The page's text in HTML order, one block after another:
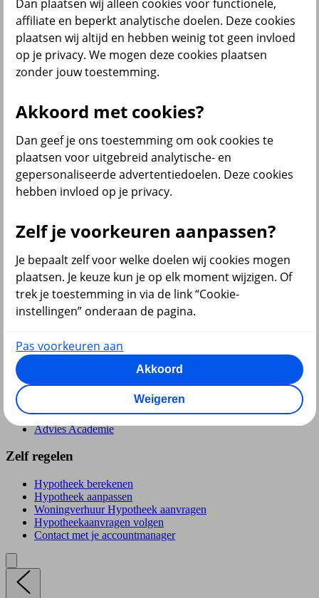
Overlijdensrisicoverzekering
Lijfrente en pensioen
Hypotheek
Woningverhuur Hypotheek
Actuele rente
Advies Academie
Zelf regelen
Hypotheek berekenen
Hypotheek aanpassen
Woningverhuur Hypotheek aanvragen
Hypotheekaanvragen volgen
Contact met je accountmanager
Dan plaatsen wij alleen cookies voor functionele,
affiliate en beperkt analytische doelen. Deze cookies
plaatsen wij altijd en hebben weinig tot geen invloed
op je privacy. We mogen deze cookies plaatsen
zonder jouw toestemming.
Akkoord met cookies?
Dan geef je ons toestemming om ook cookies te
plaatsen voor uitgebreid analytische- en
gepersonaliseerde advertentiedoelen. Deze cookies
hebben invloed op je privacy.
Zelf je voorkeuren aanpassen?
Je bepaalt zelf voor welke doelen wij cookies mogen
plaatsen. Je keuze kun je op elk moment wijzigen. Of
trek je toestemming in via de link “Cookie-
instellingen” onderaan de pagina.
Pas voorkeuren aan
Akkoord
Weigeren